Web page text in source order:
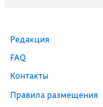
Редакция
FAQ
Контакты
Правила размещения